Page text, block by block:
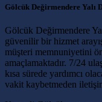
Gölcük Değirmendere Yalı
Gölcük Değirmendere
güvenilir bir hizmet
müşteri memnuniyetini
amaçlamaktadır. 7/24
kısa sürede yardımcı
vakit kaybetmeden